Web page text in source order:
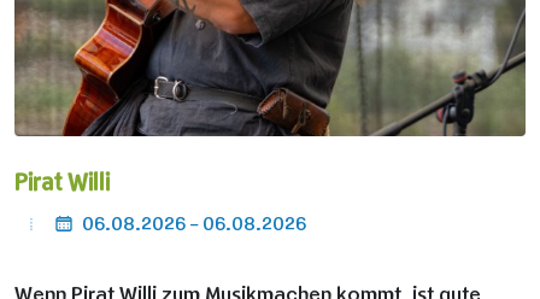
Pirat Willi
06.08.2026 - 06.08.2026